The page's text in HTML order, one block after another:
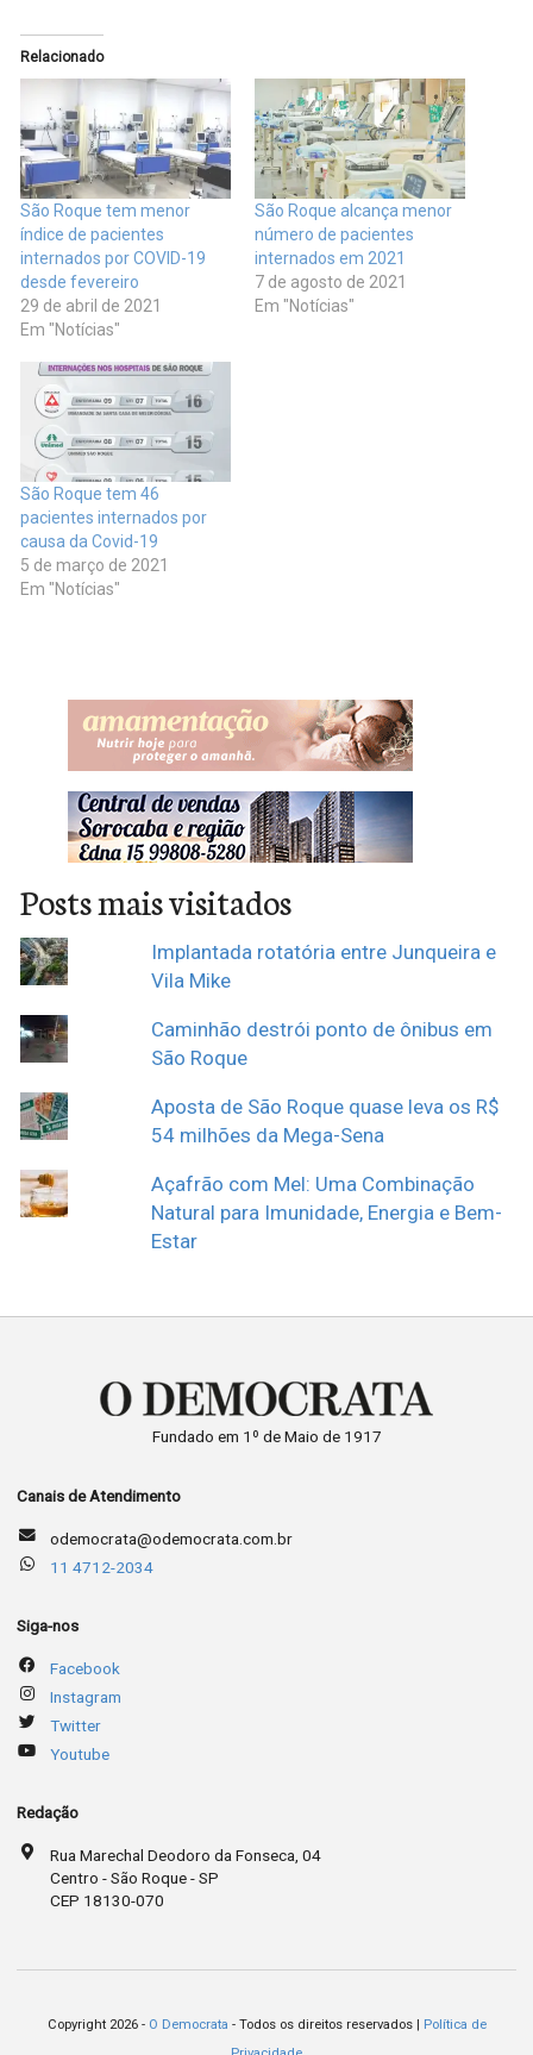
Relacionado
São Roque tem menor
índice de pacientes
internados por COVID-19
desde fevereiro
29 de abril de 2021
Em "Notícias"
São Roque alcança menor
número de pacientes
internados em 2021
7 de agosto de 2021
Em "Notícias"
São Roque tem 46
pacientes internados por
causa da Covid-19
5 de março de 2021
Em "Notícias"
Posts mais visitados
Implantada rotatória entre Junqueira e
Vila Mike
Caminhão destrói ponto de ônibus em
São Roque
Aposta de São Roque quase leva os R$
54 milhões da Mega-Sena
Açafrão com Mel: Uma Combinação
Natural para Imunidade, Energia e Bem-
Estar
Fundado em 1º de Maio de 1917
Canais de Atendimento
odemocrata@odemocrata.com.br
11 4712-2034
Siga-nos
Facebook
Instagram
Twitter
Youtube
Redação
Rua Marechal Deodoro da Fonseca, 04
Centro - São Roque - SP
CEP 18130-070
Copyright 2026 - O Democrata - Todos os direitos reservados | Política de